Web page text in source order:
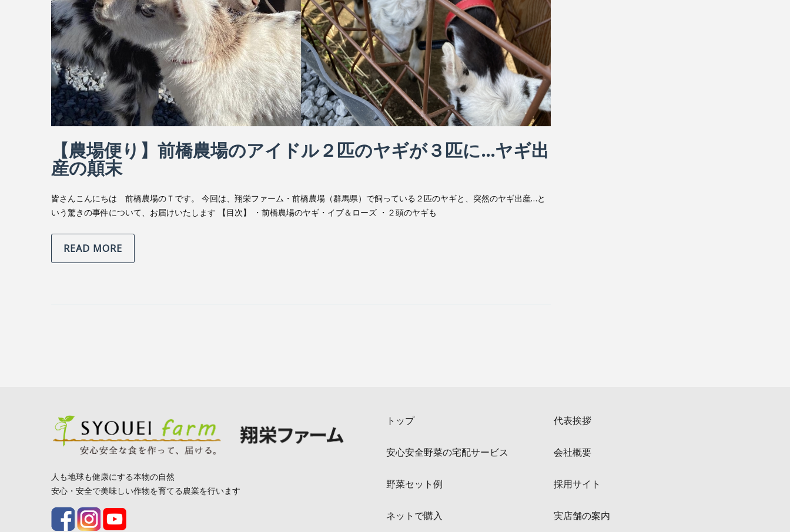
【農場便り】前橋農場のアイドル２匹のヤギが３匹に…ヤギ出
産の顛末
皆さんこんにちは 前橋農場のＴです。 今回は、翔栄ファーム・前橋農場（群馬県）で飼っている２匹のヤギと、突然のヤギ出産…と
いう驚きの事件について、お届けいたします 【目次】 ・前橋農場のヤギ・イブ＆ローズ ・２頭のヤギも
READ MORE
人も地球も健康にする本物の自然
安心・安全で美味しい作物を育てる農業を行います
トップ 代表挨拶
安心安全野菜の宅配サービス 会社概要
野菜セット例 採用サイト
ネットで購入 実店舗の案内